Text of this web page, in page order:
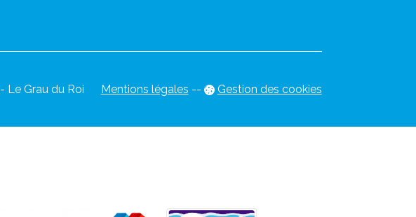
- Le Grau du Roi Mentions légales -- Gestion des cookies